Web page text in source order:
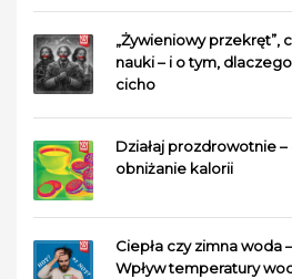
„Żywieniowy przekręt”,
nauki – i o tym,
cicho
Działaj prozdrowotnie
obniżanie kalorii
Ciepła czy zimna woda
Wpływ temperatury